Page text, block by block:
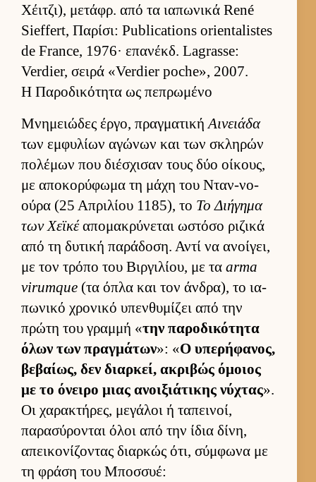
Χέιτζι), μετάφρ. από τα ια­πωνικά René
Sieffert, Παρίσι: Publications orientalistes
de France, 1976· επανέκδ. Lagrasse:
Verdier, σειρά «Verdier poche», 2007.
Η Παροδικότητα ως πεπρωμένο
Μνημειώδες έρ­γο, πραγ­ματικήΑινειάδα
των εμ­φυλίων αγώνων και των σκληρών
πολέμων που διέσχισαν τους δύο οί­κους,
με αποκορύφωμα τη μάχη του Νταν-νο-
ούρα (25 Απριλίου 1185), το Το Διήγημα
των Χεϊκέαπομακρύνεται ωστόσο ριζικά
από τη δυτική παράδοση. Αντί να ανοί­γει,
με τον τρόπο του Βιρ­γιλίου, με τα arma
virumque (τα όπλα και τον άν­δρα), το ια­
πωνικό χρονικό υπεν­θυμίζει από την
πρώτη του γραμμή «την παροδικότητα
όλων των πραγ­μάτων»: «Ο υπερήφανος,
βεβαί­ως, δεν διαρ­κεί, ακριβώς όμοιος
με το όνειρο μιας ανοι­ξιάτικης νύχτας».
Οι χαρακτήρες, μεγάλοι ή ταπει­νοί,
παρασύρονται όλοι από την ίδια δίνη,
απει­κονίζοντας διαρ­κώς ότι, σύμ­φωνα με
τη φράση του Μποσ­συέ: